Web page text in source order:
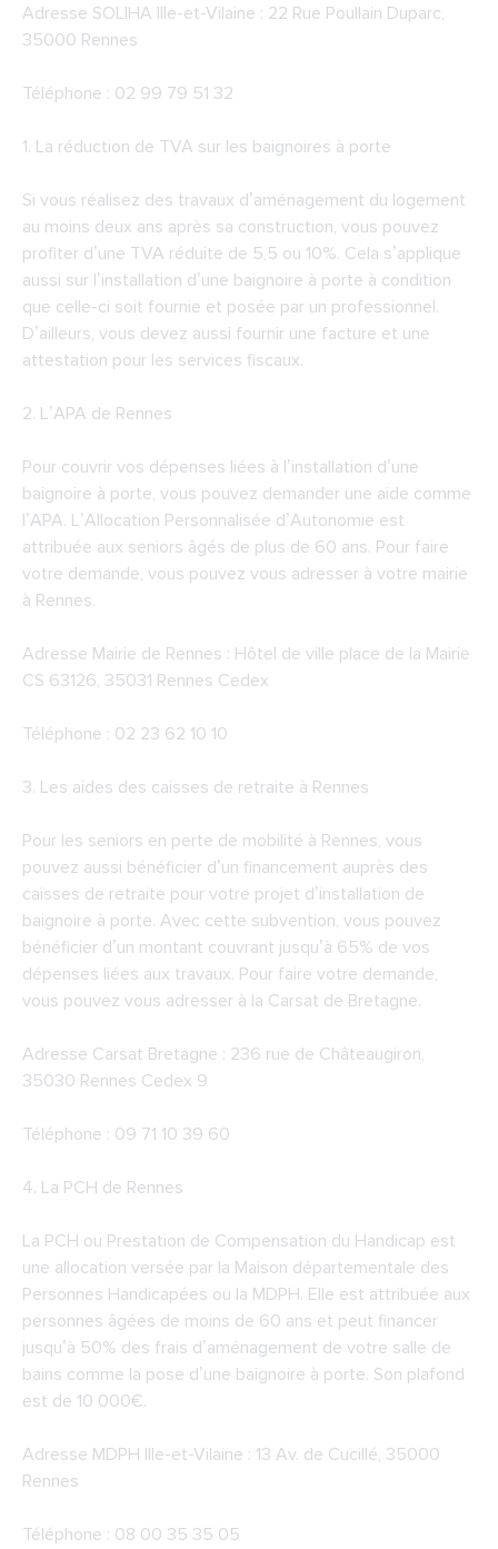
Adresse SOLIHA Ille-et-Vilaine : 22 Rue Poullain Duparc,
35000 Rennes
Téléphone : 02 99 79 51 32
1. La réduction de TVA sur les baignoires à porte
Si vous réalisez des travaux d’aménagement du logement
au moins deux ans après sa construction, vous pouvez
profiter d’une TVA réduite de 5,5 ou 10%. Cela s’applique
aussi sur l’installation d’une baignoire à porte à condition
que celle-ci soit fournie et posée par un professionnel.
D’ailleurs, vous devez aussi fournir une facture et une
attestation pour les services fiscaux.
2. L’APA de Rennes
Pour couvrir vos dépenses liées à l’installation d’une
baignoire à porte, vous pouvez demander une aide comme
l’APA. L’Allocation Personnalisée d’Autonomie est
attribuée aux seniors âgés de plus de 60 ans. Pour faire
votre demande, vous pouvez vous adresser à votre mairie
à Rennes.
Adresse Mairie de Rennes : Hôtel de ville place de la Mairie
CS 63126, 35031 Rennes Cedex
Téléphone : 02 23 62 10 10
3. Les aides des caisses de retraite à Rennes
Pour les seniors en perte de mobilité à Rennes, vous
pouvez aussi bénéficier d’un financement auprès des
caisses de retraite pour votre projet d’installation de
baignoire à porte. Avec cette subvention, vous pouvez
bénéficier d’un montant couvrant jusqu’à 65% de vos
dépenses liées aux travaux. Pour faire votre demande,
vous pouvez vous adresser à la Carsat de Bretagne.
Adresse Carsat Bretagne : 236 rue de Châteaugiron,
35030 Rennes Cedex 9
Téléphone : 09 71 10 39 60
4. La PCH de Rennes
La PCH ou Prestation de Compensation du Handicap est
une allocation versée par la Maison départementale des
Personnes Handicapées ou la MDPH. Elle est attribuée aux
personnes âgées de moins de 60 ans et peut financer
jusqu’à 50% des frais d’aménagement de votre salle de
bains comme la pose d’une baignoire à porte. Son plafond
est de 10 000€.
Adresse MDPH Ille-et-Vilaine : 13 Av. de Cucillé, 35000
Rennes
Téléphone : 08 00 35 35 05